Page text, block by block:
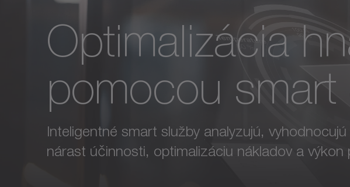
Optimalizácia
pomocou smart
Inteligentné smart služby analyzujú,
nárast účinnosti, optimalizáciu nákladov a výkon